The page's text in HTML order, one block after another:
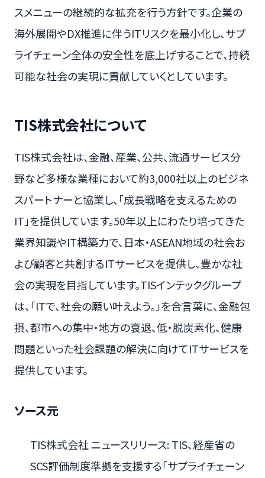
スメニューの継続的な拡充を行う方針です。企業の
海外展開やDX推進に伴うITリスクを最小化し、サプ
ライチェーン全体の安全性を底上げすることで、持続
可能な社会の実現に貢献していくとしています。
TIS株式会社について
TIS株式会社は、金融、産業、公共、流通サービス分
野など多様な業種において約3,000社以上のビジネ
スパートナーと協業し、「成長戦略を支えるための
IT」を提供しています。50年以上にわたり培ってきた
業界知識やIT構築力で、日本・ASEAN地域の社会お
よび顧客と共創するITサービスを提供し、豊かな社
会の実現を目指しています。TISインテックグループ
は、「ITで、社会の願い叶えよう。」を合言葉に、金融包
摂、都市への集中・地方の衰退、低・脱炭素化、健康
問題といった社会課題の解決に向けてITサービスを
提供しています。
ソース元
TIS株式会社 ニュースリリース: TIS、経産省の
SCS評価制度準拠を支援する「サプライチェーン